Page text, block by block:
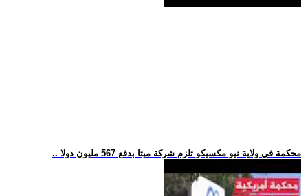
.. محكمة في ولاية نيو مكسيكو تلزم شركة ميتا بدفع 567 مليون دولا